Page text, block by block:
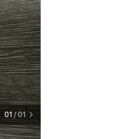
01/01